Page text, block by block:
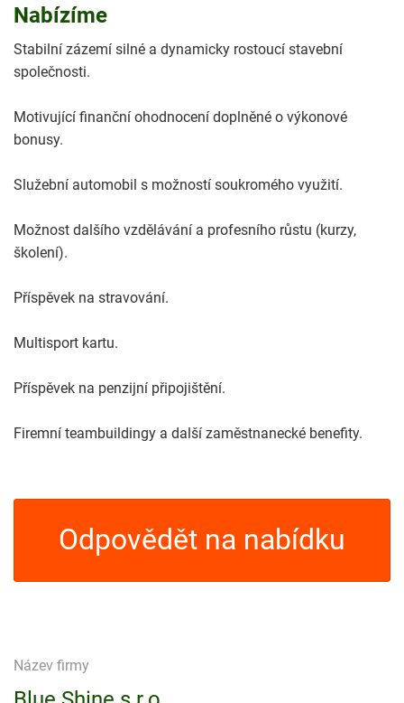
Nabízíme
Stabilní zázemí silné a dynamicky rostoucí stavební
společnosti.
Motivující finanční ohodnocení doplněné o výkonové
bonusy.
Služební automobil s možností soukromého využití.
Možnost dalšího vzdělávání a profesního růstu (kurzy,
školení).
Příspěvek na stravování.
Multisport kartu.
Příspěvek na penzijní připojištění.
Firemní teambuildingy a další zaměstnanecké benefity.
Odpovědět na nabídku
Název firmy